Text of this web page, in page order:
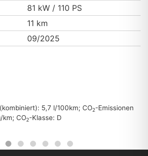
81 kW / 110 PS
11 km
09/2025
5,7 l/100km; CO2-Emissionen
km; CO2-Klasse: D